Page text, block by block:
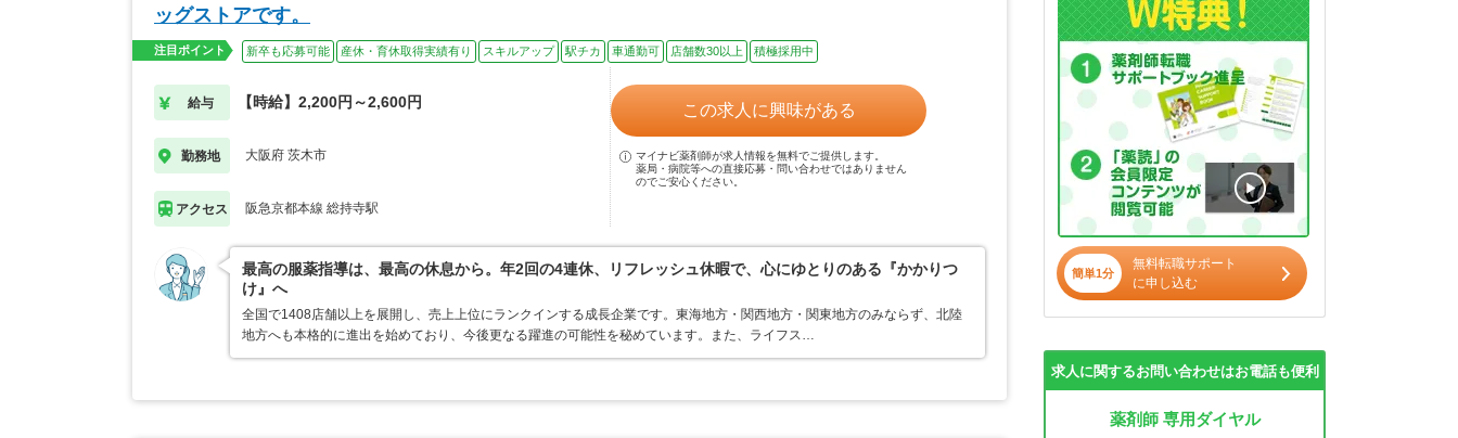
ッグストアです。
注目ポイント 新卒も応募可能 産休・育休取得実績有り スキルアップ 駅チカ 車通勤可 店舗数30以上 積極採用中
給与 【時給】2,200円～2,600円
勤務地 大阪府 茨木市
アクセス 阪急京都本線 総持寺駅
この求人に興味がある
マイナビ薬剤師が求人情報を無料でご提供します。
薬局・病院等への直接応募・問い合わせではありません
のでご安心ください。
最高の服薬指導は、最高の休息から。年2回の4連休、リフレッシュ休暇で、心にゆとりのある『かかりつ
け』へ
全国で1408店舗以上を展開し、売上上位にランクインする成長企業です。東海地方・関西地方・関東地方のみならず、北陸
地方へも本格的に進出を始めており、今後更なる躍進の可能性を秘めています。また、ライフス…
簡単1分
無料転職サポート
に申し込む
求人に関するお問い合わせはお電話も便利
薬剤師 専用ダイヤル